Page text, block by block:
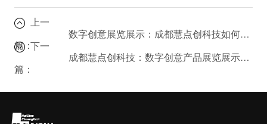
上一
篇：
数字创意展览展示：成都慧点创科技如何提升品牌体验？
下一
篇：
成都慧点创科技：数字创意产品展览展示服务如何助力客户多样化需求？